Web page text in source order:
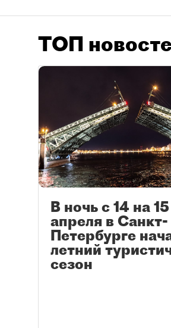
ТОП
В ночь с 14 на 15
апреля в Санкт-
Петербурге
летний
сезон